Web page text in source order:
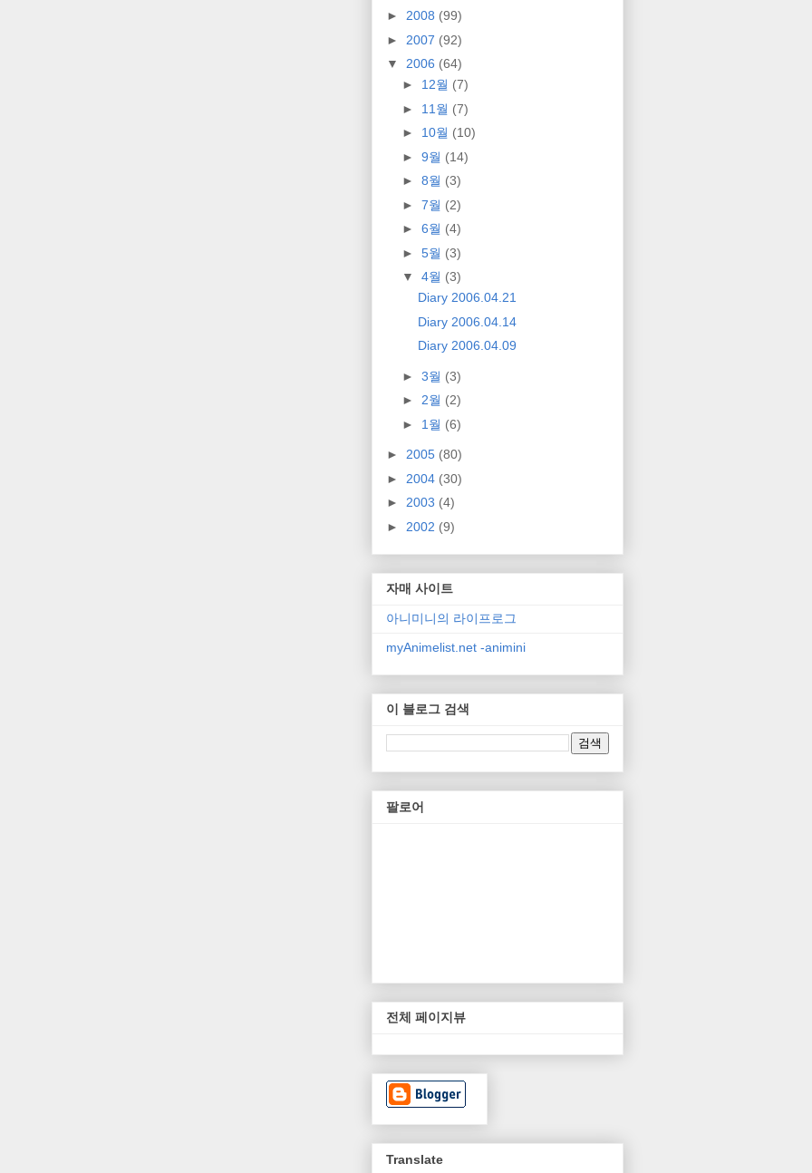
► 2008 (99)
► 2007 (92)
▼ 2006 (64)
► 12월 (7)
► 11월 (7)
► 10월 (10)
► 9월 (14)
► 8월 (3)
► 7월 (2)
► 6월 (4)
► 5월 (3)
▼ 4월 (3)
Diary 2006.04.21
Diary 2006.04.14
Diary 2006.04.09
► 3월 (3)
► 2월 (2)
► 1월 (6)
► 2005 (80)
► 2004 (30)
► 2003 (4)
► 2002 (9)
자매 사이트
아니미니의 라이프로그
myAnimelist.net -animini
이 블로그 검색
팔로어
전체 페이지뷰
Translate